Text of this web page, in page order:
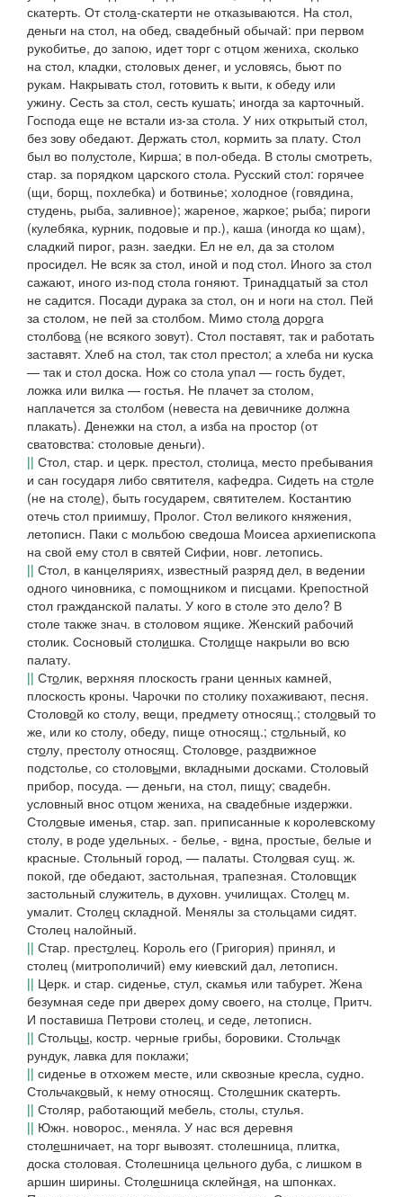
скатерть. От стола-скатерти не отказываются. На стол,
деньги на стол, на обед, свадебный обычай: при первом
рукобитье, до запою, идет торг с отцом жениха, сколько
на стол, кладки, столовых денег, и условясь, бьют по
рукам. Накрывать стол, готовить к выти, к обеду или
ужину. Сесть за стол, сесть кушать; иногда за карточный.
Господа еще не встали из-за стола. У них открытый стол,
без зову обедают. Держать стол, кормить за плату. Стол
был во полустоле, Кирша; в пол-обеда. В столы смотреть,
стар. за порядком царского стола. Русский стол: горячее
(щи, борщ, похлебка) и ботвинье; холодное (говядина,
студень, рыба, заливное); жареное, жаркое; рыба; пироги
(кулебяка, курник, подовые и пр.), каша (иногда ко щам),
сладкий пирог, разн. заедки. Ел не ел, да за столом
просидел. Не всяк за стол, иной и под стол. Иного за стол
сажают, иного из-под стола гоняют. Тринадцатый за стол
не садится. Посади дурака за стол, он и ноги на стол. Пей
за столом, не пей за столбом. Мимо стола дорога
столбова (не всякого зовут). Стол поставят, так и работать
заставят. Хлеб на стол, так стол престол; а хлеба ни куска
— так и стол доска. Нож со стола упал — гость будет,
ложка или вилка — гостья. Не плачет за столом,
наплачется за столбом (невеста на девичнике должна
плакать). Денежки на стол, а изба на простор (от
сватовства: столовые деньги).
|| Стол, стар. и церк. престол, столица, место пребывания
и сан государя либо святителя, кафедра. Сидеть на столе
(не на столе), быть государем, святителем. Костантию
отечь стол приимшу, Пролог. Стол великого княжения,
летописн. Паки с мольбою сведоша Моисеа архиепископа
на свой ему стол в святей Сифии, новг. летопись.
|| Стол, в канцеляриях, известный разряд дел, в ведении
одного чиновника, с помощником и писцами. Крепостной
стол гражданской палаты. У кого в столе это дело? В
столе также знач. в столовом ящике. Женский рабочий
столик. Сосновый столишка. Столище накрыли во всю
палату.
|| Столик, верхняя плоскость грани ценных камней,
плоскость кроны. Чарочки по столику похаживают, песня.
Столовой ко столу, вещи, предмету относящ.; столовый то
же, или ко столу, обеду, пище относящ.; стольный, ко
столу, престолу относящ. Столовое, раздвижное
подстолье, со столовыми, вкладными досками. Столовый
прибор, посуда. — деньги, на стол, пищу; свадебн.
условный внос отцом жениха, на свадебные издержки.
Столовые именья, стар. зап. приписанные к королевскому
столу, в роде удельных. - белье, - вина, простые, белые и
красные. Стольный город, — палаты. Столовая сущ. ж.
покой, где обедают, застольная, трапезная. Столовщик
застольный служитель, в духовн. училищах. Столец м.
умалит. Столец складной. Менялы за стольцами сидят.
Столец налойный.
|| Стар. престолец. Король его (Григория) принял, и
столец (митрополичий) ему киевский дал, летописн.
|| Церк. и стар. сиденье, стул, скамья или табурет. Жена
безумная седе при дверех дому своего, на столце, Притч.
И поставиша Петрови столец, и седе, летописн.
|| Стольцы, костр. черные грибы, боровики. Стольчак
рундук, лавка для поклажи;
|| сиденье в отхожем месте, или сквозные кресла, судно.
Стольчаковый, к нему относящ. Столешник скатерть.
|| Столяр, работающий мебель, столы, стулья.
|| Южн. новорос., меняла. У нас вся деревня
столешничает, на торг вывозят. столешница, плитка,
доска столовая. Столешница цельного дуба, с лишком в
аршин ширины. Столешница склейная, на шпонках.